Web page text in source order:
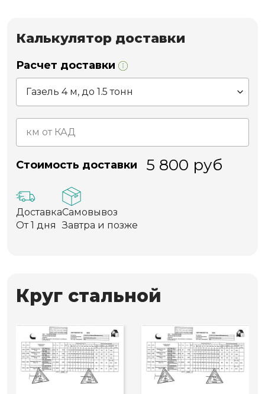
Калькулятор доставки
Расчет доставки
Стоимость доставки 5 800 руб
Доставка
От 1 дня
Самовывоз
Завтра и позже
Круг стальной